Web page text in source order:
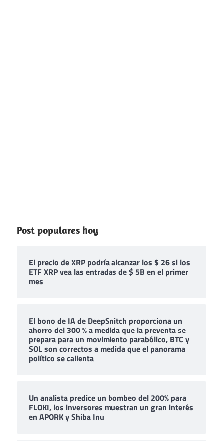
Post populares hoy
El precio de XRP podría alcanzar los $ 26 si los
ETF XRP vea las entradas de $ 5B en el primer
mes
El bono de IA de DeepSnitch proporciona un
ahorro del 300 % a medida que la preventa se
prepara para un movimiento parabólico, BTC y
SOL son correctos a medida que el panorama
político se calienta
Un analista predice un bombeo del 200% para
FLOKI, los inversores muestran un gran interés
en APORK y Shiba Inu